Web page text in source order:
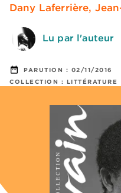
Dany Laferrière,
Lu par l'auteur
date_range PARUTION : 02/11/2016
COLLECTION : LITTÉRATURE